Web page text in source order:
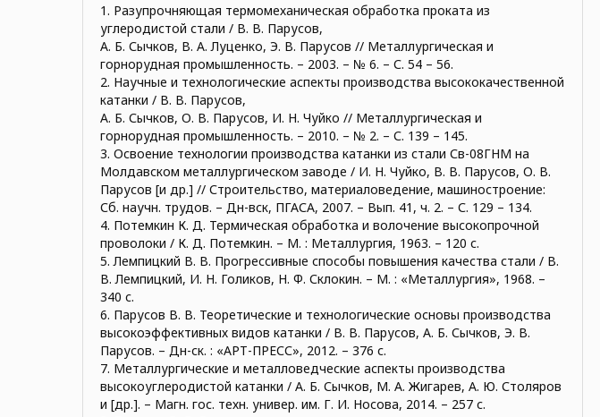
1. Разупрочняющая термомеханическая обработка проката из
углеродистой стали / В. В. Парусов,
А. Б. Сычков, В. А. Луценко, Э. В. Парусов // Металлургическая и
горнорудная промышленность. – 2003. – № 6. – С. 54 – 56.
2. Научные и технологические аспекты производства высококачественной
катанки / В. В. Парусов,
А. Б. Сычков, О. В. Парусов, И. Н. Чуйко // Металлургическая и
горнорудная промышленность. – 2010. – № 2. – С. 139 – 145.
3. Освоение технологии производства катанки из стали Св-08ГНМ на
Молдавском металлургическом заводе / И. Н. Чуйко, В. В. Парусов, О. В.
Парусов [и др.] // Строительство, материаловедение, машиностроение:
Сб. научн. трудов. – Дн-вск, ПГАСА, 2007. – Вып. 41, ч. 2. – С. 129 – 134.
4. Потемкин К. Д. Термическая обработка и волочение высокопрочной
проволоки / К. Д. Потемкин. – М. : Металлургия, 1963. – 120 с.
5. Лемпицкий В. В. Прогрессивные способы повышения качества стали / В.
В. Лемпицкий, И. Н. Голиков, Н. Ф. Склокин. – М. : «Металлургия», 1968. –
340 с.
6. Парусов В. В. Теоретические и технологические основы производства
высокоэффективных видов катанки / В. В. Парусов, А. Б. Сычков, Э. В.
Парусов. – Дн-ск. : «АРТ-ПРЕСС», 2012. – 376 с.
7. Металлургические и металловедческие аспекты производства
высокоуглеродистой катанки / А. Б. Сычков, М. А. Жигарев, А. Ю. Столяров
и [др.]. – Магн. гос. техн. универ. им. Г. И. Носова, 2014. – 257 с.